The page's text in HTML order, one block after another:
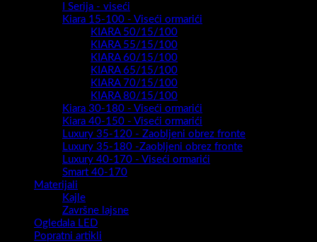
I Serija - viseći
Kiara 15-100 - Viseći ormarići
KIARA 50/15/100
KIARA 55/15/100
KIARA 60/15/100
KIARA 65/15/100
KIARA 70/15/100
KIARA 80/15/100
Kiara 30-180 - Viseći ormarići
Kiara 40-150 - Viseći ormarići
Luxury 35-120 - Zaobljeni obrez fronte
Luxury 35-180 -Zaobljeni obrez fronte
Luxury 40-170 - Viseći ormarići
Smart 40-170
Materijali
Kajle
Završne lajsne
Ogledala LED
Popratni artikli